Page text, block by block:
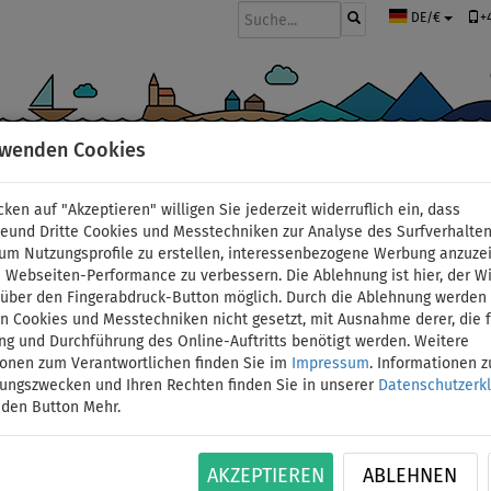
Cookies
auf "Akzeptieren" willigen Sie jederzeit widerruflich ein, dass
Dritte Cookies und Messtechniken zur Analyse des
Nutzungsprofile zu erstellen, interessenbezogene Werbung
Webseiten-Performance zu verbessern. Die Ablehnung ist hier, der
den Fingerabdruck-Button möglich. Durch die Ablehnung werden
Cookies und Messtechniken nicht gesetzt, mit Ausnahme derer, die
und Durchführung des Online-Auftritts benötigt werden. Weitere
zum Verantwortlichen finden Sie im
Impressum. Informationen
und Ihren Rechten finden Sie in unserer
Button Mehr.
AKZEPTIEREN ABLEHNEN
DE/€
>Schwimmwesten
AQUADESIGN Piko
- Größe: T1
Kinderschwimmweste in drei Größen, für
Beingurt. Ebenfalls enthalten sind große und